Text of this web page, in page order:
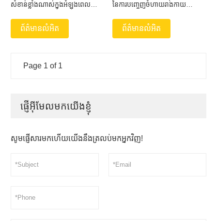
សំខាន់ខ្លាំងណាស់ក្នុងអំឡុងពេល
molded ក្នុងដំណើរការចុចគឺមាន
ភាពផុយស្រួយណាស់ហើយវាត្រូវការ
បន្ទាប់មកភាពរឹងនិងការអនុវត្តនឹងត្រូវ
បានធានា។
ព័ត៌មានលំអិត
នៃការបញ្ចេញចំហាយរាងកាយ
វត្ថុធាតុដើម។ ភាគល្អិត​ត្រូវ​បាន​បញ្ជូន​
ទៅ​ស្រទាប់​ខាងក្រោម ភាគល្អិត​រួបរួម
ព័ត៌មានលំអិត
Page 1 of 1
ផ្ញើអ៊ីមែលមកយើងខ្ញុំ
សូមផ្ញើសារមកហើយយើងនឹងត្រលប់មកអ្នកវិញ!